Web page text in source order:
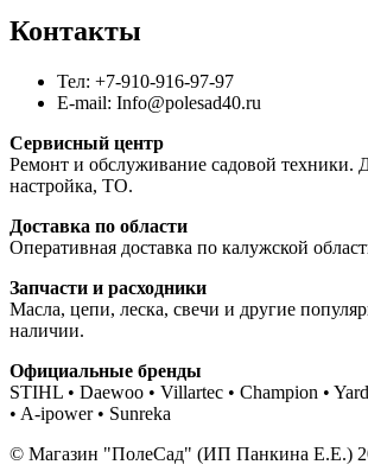
Контакты
Тел: +7-910-916-97-97
E-mail: Info@polesad40.ru
Сервисный центр
Ремонт и обслуживание садовой техники.
настройка, ТО.
Доставка по области
Оперативная доставка по калужской
Запчасти и расходники
Масла, цепи, леска, свечи и другие
наличии.
Официальные бренды
STIHL • Daewoo • Villartec • Champion •
• A-ipower • Sunreka
© Магазин "ПолеСад" (ИП Панкина Е.Е.)